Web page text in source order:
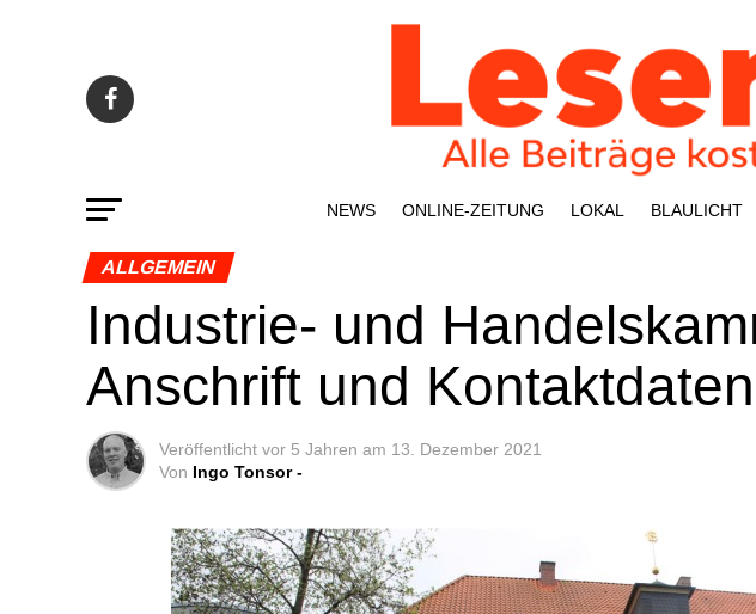
NEWS ONLINE-ZEI­­TUNG LOKAL BLAU­LICHT
ALLGEMEIN
Indus­trie- und
Anschrift und Kontaktdaten
Veröffentlicht vor 5 Jahren am 13. Dezember 2021
Von Ingo Tonsor -